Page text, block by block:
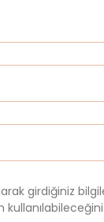
girdiğiniz